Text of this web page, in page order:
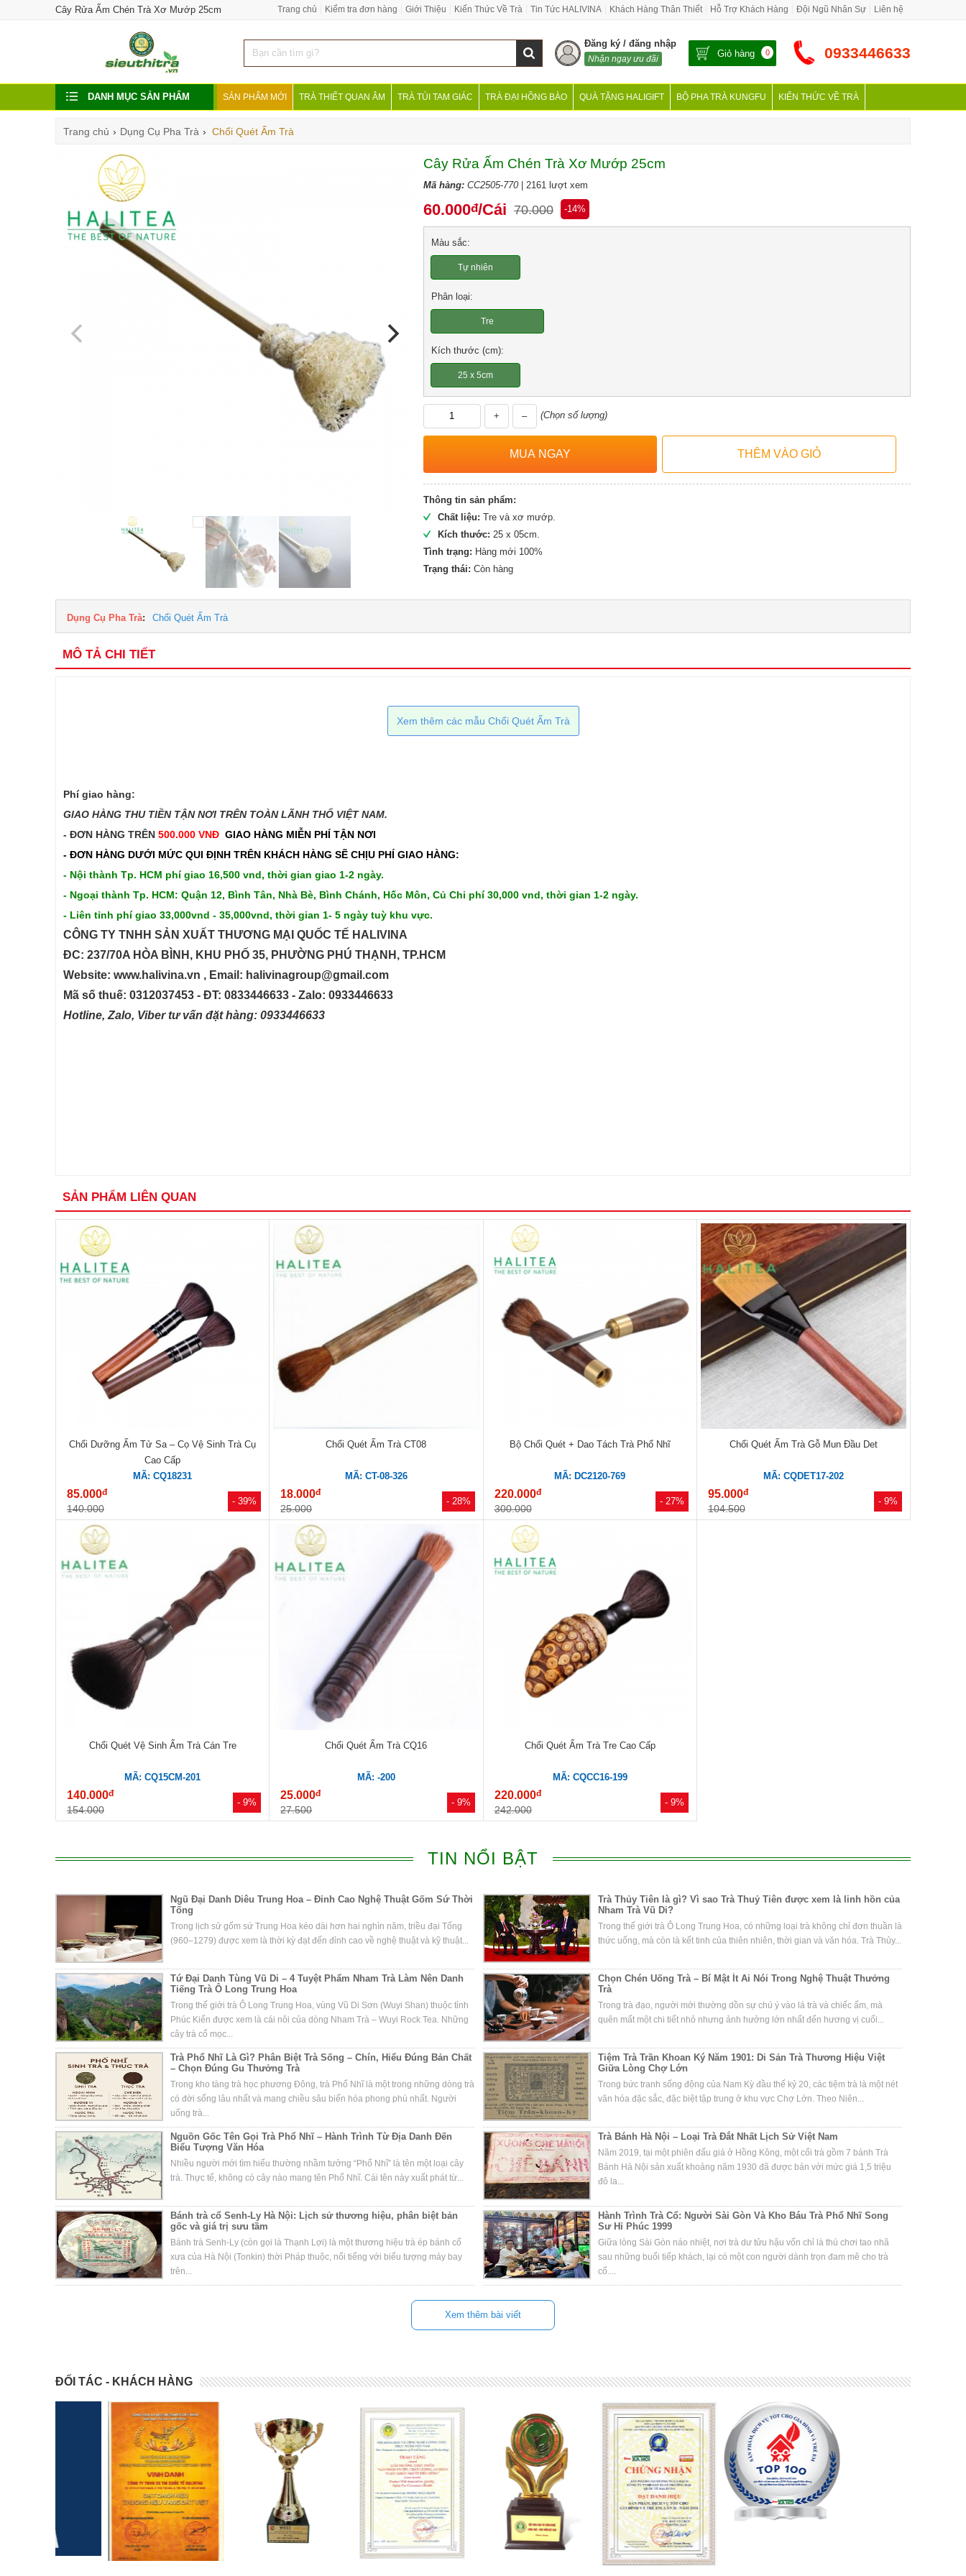
Cây Rửa Ấm Chén Trà Xơ Mướp 25cm Trang chủ Kiểm tra đơn hàng Giới Thiệu Kiến Thức Về Trà Tin Tức HALIVINA Khách Hàng Thân Thiết Hỗ Trợ Khách Hàng Đội Ngũ Nhân Sự Liên hệ
Đăng ký / đăng nhập
Nhận ngay ưu đãi Giỏ hàng 0 0933446633
DANH MỤC SẢN PHẨM SẢN PHẨM MỚI TRÀ THIẾT QUAN ÂM TRÀ TÚI TAM GIÁC TRÀ ĐẠI HỒNG BÀO QUÀ TẶNG HALIGIFT BỘ PHA TRÀ KUNGFU KIẾN THỨC VỀ TRÀ
Trang chủ › Dụng Cụ Pha Trà › Chổi Quét Ấm Trà
Cây Rửa Ấm Chén Trà Xơ Mướp 25cm
Mã hàng: CC2505-770| 2161 lượt xem
60.000đ/Cái 70.000 -14%
Màu sắc:
Tự nhiên
Phân loại:
Tre
Kích thước (cm):
25 x 5cm
+ – (Chọn số lượng)
Thông tin sản phẩm:
Chất liệu: Tre và xơ mướp.
Kích thước: 25 x 05cm.
Tình trạng: Hàng mới 100%
Trạng thái: Còn hàng
Dụng Cụ Pha Trà: Chổi Quét Ấm Trà
MÔ TẢ CHI TIẾT
Xem thêm các mẫu Chổi Quét Ấm Trà
Phí giao hàng:
GIAO HÀNG THU TIỀN TẬN NƠI TRÊN TOÀN LÃNH THỔ VIỆT NAM.​​
- ĐƠN HÀNG TRÊN 500.000 VNĐ GIAO HÀNG MIỄN PHÍ TẬN NƠI
- ĐƠN HÀNG DƯỚI MỨC QUI ĐỊNH TRÊN KHÁCH HÀNG SẼ CHỊU PHÍ GIAO HÀNG:
- Nội thành Tp. HCM phí giao 16,500 vnd, thời gian giao 1-2 ngày.
- Ngoại thành Tp. HCM: Quận 12, Bình Tân, Nhà Bè, Bình Chánh, Hốc Môn, Củ Chi phí 30,000 vnd, thời gian 1-2 ngày.
- Liên tỉnh phí giao 33,000vnd - 35,000vnd, thời gian 1- 5 ngày tuỳ khu vực.
CÔNG TY TNHH SẢN XUẤT THƯƠNG MẠI QUỐC TẾ HALIVINA
ĐC: 237/70A HÒA BÌNH, KHU PHỐ 35, PHƯỜNG PHÚ THẠNH, TP.HCM
Website: www.halivina.vn , Email: halivinagroup@gmail.com
Mã số thuế: 0312037453 - ĐT: 0833446633 - Zalo: 0933446633
Hotline, Zalo, Viber tư vấn đặt hàng: 0933446633
SẢN PHẨM LIÊN QUAN
- 39%
Chổi Dưỡng Ấm Tử Sa – Cọ Vệ Sinh Trà Cụ
Cao Cấp
MÃ: CQ18231
85.000đ
140.000
- 28%
Chổi Quét Ấm Trà CT08
MÃ: CT-08-326
18.000đ
25.000
- 27%
Bộ Chổi Quét + Dao Tách Trà Phổ Nhĩ
MÃ: DC2120-769
220.000đ
300.000
- 9%
Chổi Quét Ấm Trà Gỗ Mun Đầu Det
MÃ: CQDET17-202
95.000đ
104.500
- 9%
Chổi Quét Vệ Sinh Ấm Trà Cán Tre
MÃ: CQ15CM-201
140.000đ
154.000
- 9%
Chổi Quét Ấm Trà CQ16
MÃ: -200
25.000đ
27.500
- 9%
Chổi Quét Ấm Trà Tre Cao Cấp
MÃ: CQCC16-199
220.000đ
242.000
TIN NỔI BẬT
Ngũ Đại Danh Diêu Trung Hoa – Đỉnh Cao Nghệ Thuật Gốm Sứ Thời
Tống
Trong lịch sử gốm sứ Trung Hoa kéo dài hơn hai nghìn năm, triều đại Tống
(960–1279) được xem là thời kỳ đạt đến đỉnh cao về nghệ thuật và kỹ thuật...
Trà Thủy Tiên là gì? Vì sao Trà Thuỷ Tiên được xem là linh hồn của
Nham Trà Vũ Di?
Trong thế giới trà Ô Long Trung Hoa, có những loại trà không chỉ đơn thuần là
thức uống, mà còn là kết tinh của thiên nhiên, thời gian và văn hóa. Trà Thủy...
Tứ Đại Danh Tùng Vũ Di – 4 Tuyệt Phẩm Nham Trà Làm Nên Danh
Tiếng Trà Ô Long Trung Hoa
Trong thế giới trà Ô Long Trung Hoa, vùng Vũ Di Sơn (Wuyi Shan) thuộc tỉnh
Phúc Kiến được xem là cái nôi của dòng Nham Trà – Wuyi Rock Tea. Những
cây trà cổ mọc...
Chọn Chén Uống Trà – Bí Mật Ít Ai Nói Trong Nghệ Thuật Thưởng
Trà
Trong trà đạo, người mới thường dồn sự chú ý vào lá trà và chiếc ấm, mà
quên mất một chi tiết nhỏ nhưng ảnh hưởng lớn nhất đến hương vị cuối...
Trà Phổ Nhĩ Là Gì? Phân Biệt Trà Sống – Chín, Hiểu Đúng Bản Chất
– Chọn Đúng Gu Thưởng Trà
Trong kho tàng trà học phương Đông, trà Phổ Nhĩ là một trong những dòng trà
có đời sống lâu nhất và mang chiều sâu biến hóa phong phú nhất. Người
uống trà...
Tiệm Trà Trần Khoan Ký Năm 1901: Di Sản Trà Thương Hiệu Việt
Giữa Lòng Chợ Lớn
Trong bức tranh sống động của Nam Kỳ đầu thế kỷ 20, các tiệm trà là một nét
văn hóa đặc sắc, đặc biệt tập trung ở khu vực Chợ Lớn. Theo Niên...
Nguồn Gốc Tên Gọi Trà Phổ Nhĩ – Hành Trình Từ Địa Danh Đến
Biểu Tượng Văn Hóa
Nhiều người mới tìm hiểu thường nhầm tưởng “Phổ Nhĩ” là tên một loại cây
trà. Thực tế, không có cây nào mang tên Phổ Nhĩ. Cái tên này xuất phát từ...
Trà Bánh Hà Nội – Loại Trà Đắt Nhất Lịch Sử Việt Nam
Năm 2019, tại một phiên đấu giá ở Hồng Kông, một cối trà gồm 7 bánh Trà
Bánh Hà Nội sản xuất khoảng năm 1930 đã được bán với mức giá 1,5 triệu
đô la...
Bánh trà cổ Senh-Ly Hà Nội: Lịch sử thương hiệu, phân biệt bản
gốc và giá trị sưu tầm
Bánh trà Senh-Ly (còn gọi là Thạnh Lợi) là một thương hiệu trà ép bánh cổ
xưa của Hà Nội (Tonkin) thời Pháp thuộc, nổi tiếng với biểu tượng máy bay
trên...
Hành Trình Trà Cổ: Người Sài Gòn Và Kho Báu Trà Phổ Nhĩ Song
Sư Hỉ Phúc 1999
Giữa lòng Sài Gòn náo nhiệt, nơi trà dư tửu hậu vốn chỉ là thú chơi tao nhã
sau những buổi tiếp khách, lại có một con người dành trọn đam mê cho trà
cổ....
Xem thêm bài viết
ĐỐI TÁC - KHÁCH HÀNG